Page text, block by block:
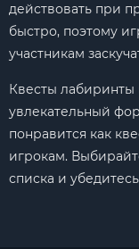
действовать при
быстро, поэтому
участникам
Квесты
увлекательный
понравится как
игрокам.
списка и